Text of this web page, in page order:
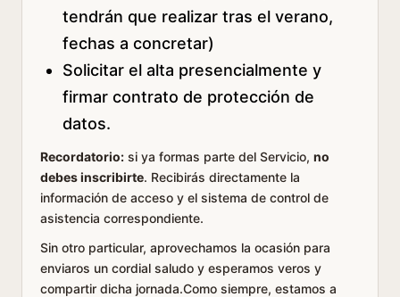
tendrán que realizar tras el verano,
fechas a concretar)
Solicitar el alta presencialmente y
firmar contrato de protección de
datos.
Recordatorio: si ya formas parte del Servicio, no
debes inscribirte. Recibirás directamente la
información de acceso y el sistema de control de
asistencia correspondiente.
Sin otro particular, aprovechamos la ocasión para
enviaros un cordial saludo y esperamos veros y
compartir dicha jornada.Como siempre, estamos a